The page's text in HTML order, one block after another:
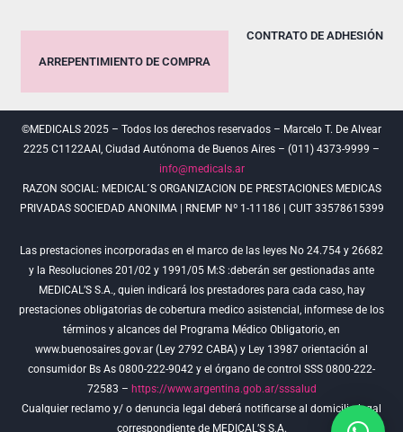
ARREPENTIMIENTO DE COMPRA
CONTRATO DE ADHESIÓN
©MEDICALS 2025 – Todos los derechos reservados – Marcelo T. De Alvear
2225 C1122AAI, Ciudad Autónoma de Buenos Aires – (011) 4373-9999 –
info@medicals.ar
RAZON SOCIAL: MEDICAL´S ORGANIZACION DE PRESTACIONES MEDICAS
PRIVADAS SOCIEDAD ANONIMA | RNEMP Nº 1-11186 | CUIT 33578615399
Las prestaciones incorporadas en el marco de las leyes No 24.754 y 26682
y la Resoluciones 201/02 y 1991/05 M:S :deberán ser gestionadas ante
MEDICAL’S S.A., quien indicará los prestadores para cada caso, hay
prestaciones obligatorias de cobertura medico asistencial, informese de los
términos y alcances del Programa Médico Obligatorio, en
www.buenosaires.gov.ar (Ley 2792 CABA) y Ley 13987 orientación al
consumidor Bs As 0800-222-9042 y el órgano de control SSS 0800-222-
72583 – https://www.argentina.gob.ar/sssalud
Cualquier reclamo y/ o denuncia legal deberá notificarse al domicilio legal
correspondiente de MEDICAL’S S.A.